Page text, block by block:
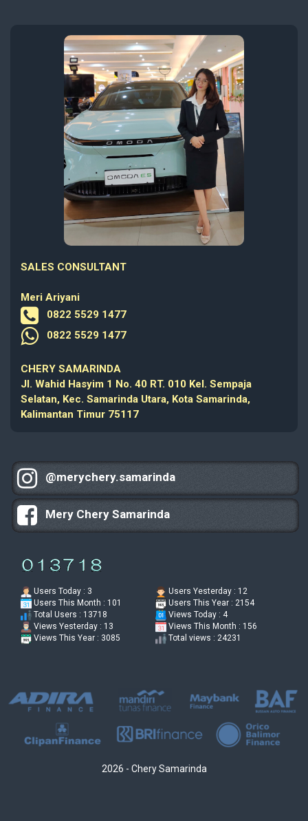
SALES CONSULTANT
Meri Ariyani
0822 5529 1477
0822 5529 1477
CHERY SAMARINDA
Jl. Wahid Hasyim 1 No. 40 RT. 010 Kel. Sempaja
Selatan, Kec. Samarinda Utara, Kota Samarinda,
Kalimantan Timur 75117
@merychery.samarinda
Mery Chery Samarinda
Users Today : 3
Users Yesterday : 12
Users This Month : 101
Users This Year : 2154
Total Users : 13718
Views Today : 4
Views Yesterday : 13
Views This Month : 156
Views This Year : 3085
Total views : 24231
2026 - Chery Samarinda